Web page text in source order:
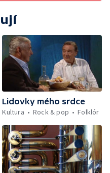
Lidovky mého srdce
Kultura
Rock & pop Folklór